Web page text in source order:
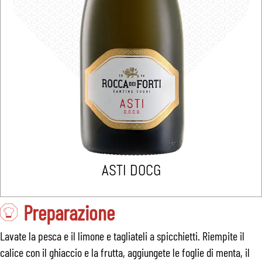
Preparazione
Lavate la pesca e il limone e tagliateli a spicchietti. Riempite il
calice con il ghiaccio e la frutta, aggiungete le foglie di menta, il
ASTI DOCG